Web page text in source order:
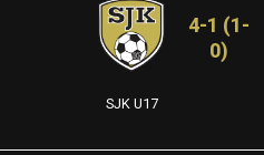
SJK U17
4-1 (1-
0)